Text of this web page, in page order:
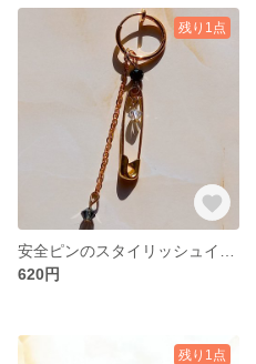
残り1点
620円
残り1点